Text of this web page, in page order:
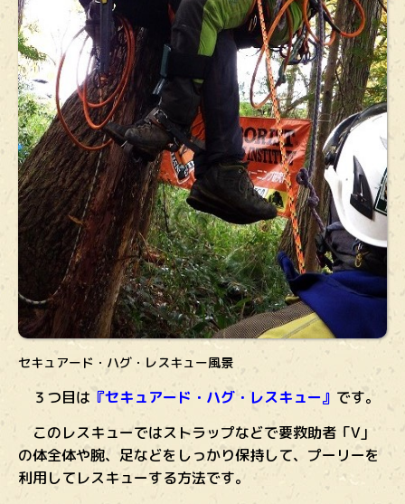
セキュアード・ハグ・レスキュー風景
３つ目は 『セキュアード・ハグ・レスキュー』 です。
このレスキューではストラップなどで要救助者「V」
の体全体や腕、足などをしっかり保持して、プーリーを
利用してレスキューする方法です。